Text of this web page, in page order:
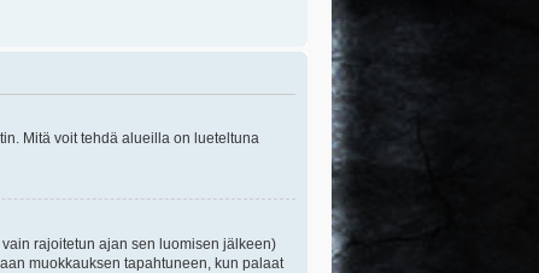
Mitä voit tehdä alueilla on lueteltuna
rajoitetun ajan sen luomisen jälkeen)
muokkauksen tapahtuneen, kun palaat